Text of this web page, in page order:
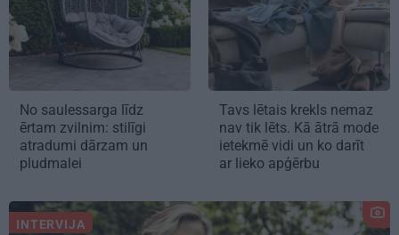
No saulessarga līdz
ērtam zvilnim: stilīgi
atradumi dārzam un
pludmalei
Tavs lētais krekls nemaz
nav tik lēts. Kā ātrā mode
ietekmē vidi un ko darīt
ar lieko apģērbu
INTERVIJA